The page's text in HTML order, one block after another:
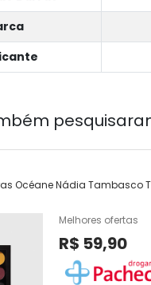
Océane Nádia Tambasco
Melhores ofertas
R$ 59,90